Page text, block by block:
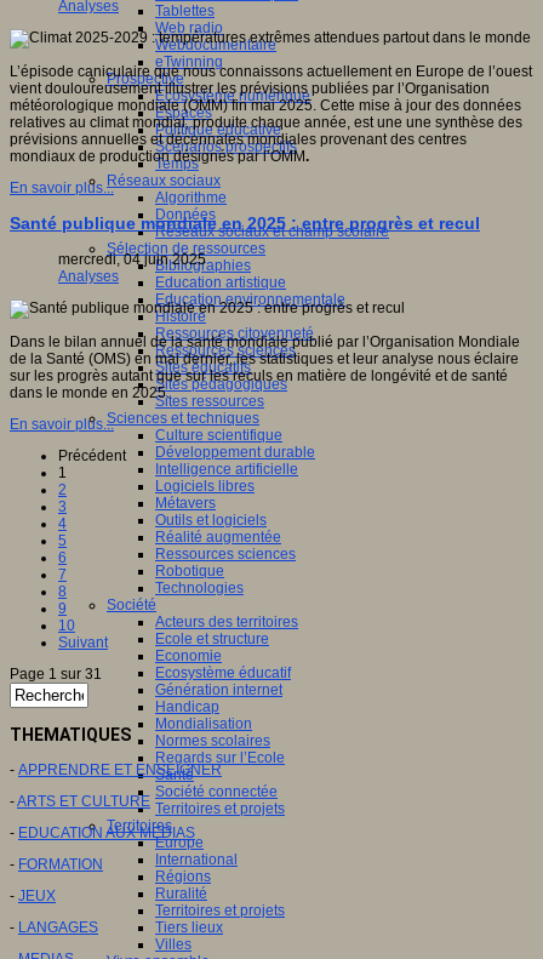
Tablettes
Web radio
Webdocumentaire
eTwinning
Prospective
Ecosystème numérique
Espaces
Politique éducative
Scénarios prospectifs
Temps
Réseaux sociaux
Algorithme
Données
Réseaux sociaux et champ scolaire
Sélection de ressources
Bibliographies
Education artistique
Education environnementale
Histoire
Ressources citoyenneté
Ressources sciences
Sites éducatifs
Sites pédagogiques
Sites ressources
Sciences et techniques
Culture scientifique
Développement durable
Intelligence artificielle
Logiciels libres
Métavers
Outils et logiciels
Réalité augmentée
Ressources sciences
Robotique
Technologies
Société
Acteurs des territoires
Ecole et structure
Economie
Ecosystème éducatif
Génération internet
Handicap
Mondialisation
Normes scolaires
Regards sur l’Ecole
Santé
Société connectée
Territoires et projets
Territoires
Europe
International
Régions
Ruralité
Territoires et projets
Tiers lieux
Villes
Analyses
L’épisode caniculaire que nous connaissons actuellement en Europe de l’ouest
vient douloureusement illustrer les prévisions publiées par l’Organisation
météorologique mondiale (OMM) fin mai 2025. Cette mise à jour des données
relatives au climat mondial, produite chaque année, est une une synthèse des
prévisions annuelles et décennales mondiales provenant des centres
mondiaux de production désignés par l’OMM.
En savoir plus...
Santé publique mondiale en 2025 : entre progrès et recul
mercredi, 04 juin 2025
Analyses
Dans le bilan annuel de la santé mondiale publié par l’Organisation Mondiale
de la Santé (OMS) en mai dernier, les statistiques et leur analyse nous éclaire
sur les progrès autant que sur les reculs en matière de longévité et de santé
dans le monde en 2025.
En savoir plus...
Précédent
1
2
3
4
5
6
7
8
9
10
Suivant
Page 1 sur 31
THEMATIQUES
- APPRENDRE ET ENSEIGNER
-ARTS ET CULTURE
- EDUCATION AUX MEDIAS
- FORMATION
- JEUX
- LANGAGES